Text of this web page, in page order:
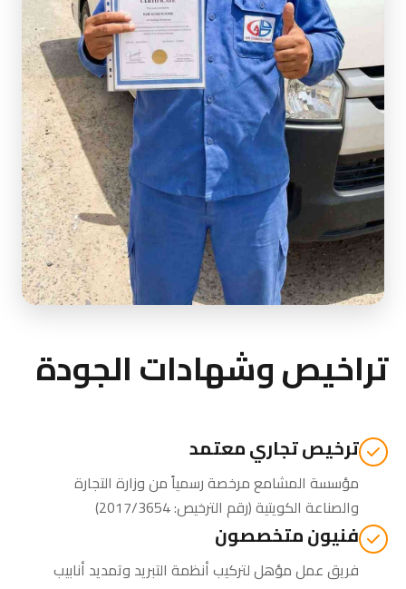
تراخيص وشهادات الجودة
ترخيص تجاري معتمد
مؤسسة المشامع مرخصة رسمياً منوزارة التجارة
والصناعة الكويتية(رقم الترخيص: 2017/3654)
فنيون متخصصون
فريق عمل مؤهل لتركيب أنظمة التبريد وتمديد أنابيب